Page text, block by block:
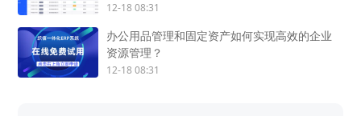
12-18 08:31
办公用品管理和固定资产如何实现高效的企业
资源管理？
12-18 08:31